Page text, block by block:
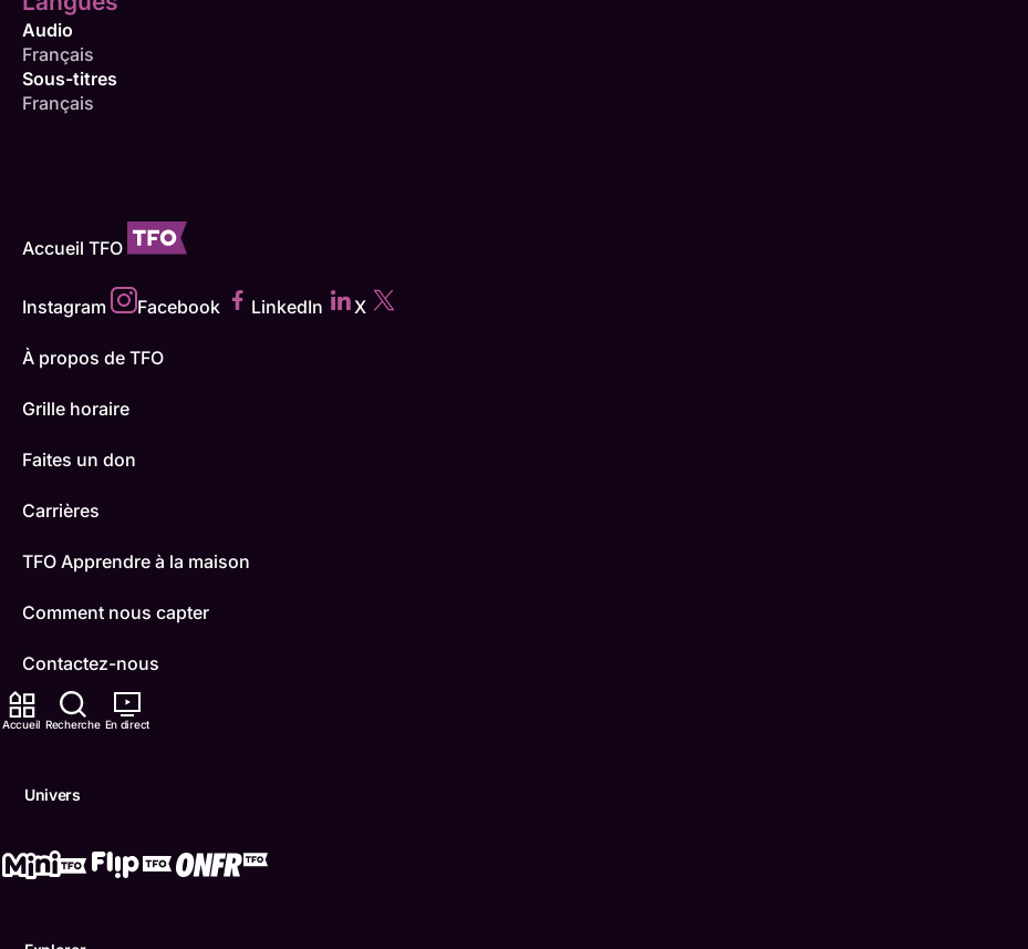
Accueil Recherche En direct
Univers
Audio
Français
Sous-titres
Français
Accueil TFO
Instagram Facebook LinkedIn X
À propos de TFO
Grille horaire
Faites un don
Carrières
TFO Apprendre à la maison
Comment nous capter
Contactez-nous
ONFR
Conditions d'utilisation